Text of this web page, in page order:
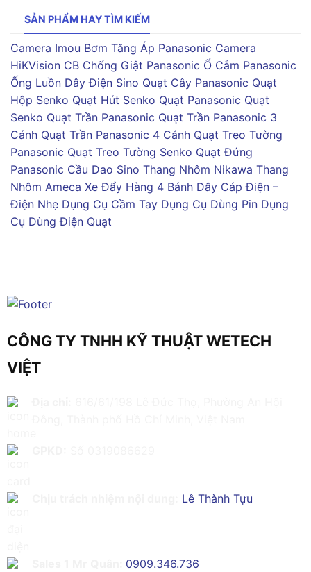
SẢN PHẨM HAY TÌM KIẾM
Camera Imou Bơm Tăng Áp Panasonic Camera
HiKVision CB Chống Giật Panasonic Ổ Cắm Panasonic
Ống Luồn Dây Điện Sino Quạt Cây Panasonic Quạt
Hộp Senko Quạt Hút Senko Quạt Panasonic Quạt
Senko Quạt Trần Panasonic Quạt Trần Panasonic 3
Cánh Quạt Trần Panasonic 4 Cánh Quạt Treo Tường
Panasonic Quạt Treo Tường Senko Quạt Đứng
Panasonic Cầu Dao Sino Thang Nhôm Nikawa Thang
Nhôm Ameca Xe Đẩy Hàng 4 Bánh Dây Cáp Điện –
Điện Nhẹ Dụng Cụ Cầm Tay Dụng Cụ Dùng Pin Dụng
Cụ Dùng Điện Quạt
CÔNG TY TNHH KỸ THUẬT WETECH
VIỆT
Lê Thành Tựu
0909.346.736